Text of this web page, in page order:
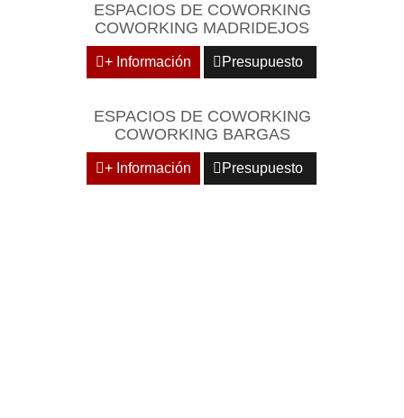
ESPACIOS DE COWORKING
COWORKING MADRIDEJOS
+ Información Presupuesto
ESPACIOS DE COWORKING
COWORKING BARGAS
+ Información Presupuesto